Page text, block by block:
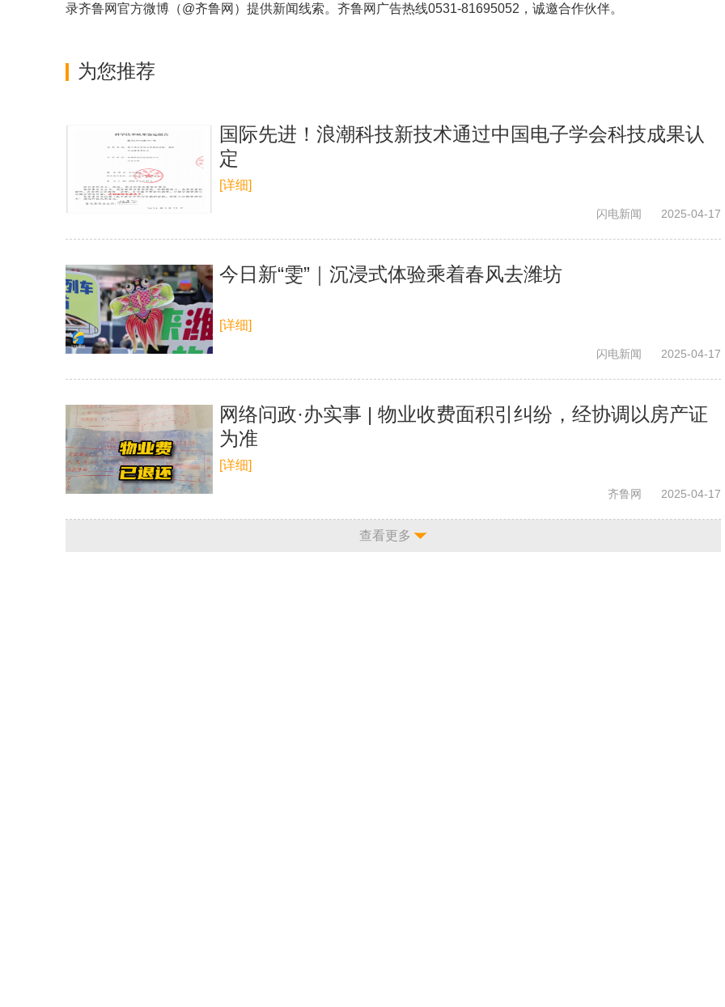
录齐鲁网官方微博（@齐鲁网 ）提供新闻线索。齐鲁网广告热线0531-81695052 ，诚邀合作伙伴。
为您推荐
国际先进！浪潮科技新技术通过中国电子学会科技成果认
定
[详细]
闪电新闻 2025-04-17
今日新“雯”｜沉浸式体验乘着春风去潍坊
[详细]
闪电新闻 2025-04-17
网络问政·办实事 | 物业收费面积引纠纷，经协调以房产证
为准
[详细]
齐鲁网 2025-04-17
查看更多